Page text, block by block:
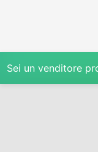
Sei un venditore